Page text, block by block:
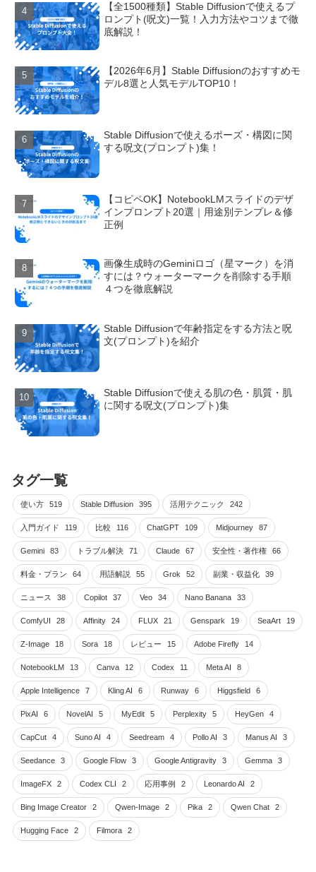
【全1500種類】Stable Diffusionで使えるプ
ロンプト(呪文)一覧！入力方法やコツまで徹
底解説！
【2026年6月】Stable Diffusionのおすすめモ
デル8選と人気モデルTOP10！
Stable Diffusionで使えるポーズ・構図に関
する呪文(プロンプト)集！
【コピペOK】NotebookLMスライドのデザ
インプロンプト20選｜用途別テンプレ＆修
正例
画像生成時のGeminiロゴ（星マーク）を消
すには？ウォーターマークを削除する手順
４つを徹底解説
Stable Diffusionで年齢指定をする方法と呪
文(プロンプト)を紹介
Stable Diffusionで使える肌の色・肌質・肌
に関する呪文(プロンプト)集
タグ一覧
使い方 519 Stable Diffusion 395 活用テクニック 242
入門ガイド 119 比較 116 ChatGPT 109 Midjourney 87
Gemini 83 トラブル解決 71 Claude 67 安全性・著作権 66
料金・プラン 64 用語解説 55 Grok 52 副業・収益化 39
ニュース 38 Copilot 37 Veo 34 Nano Banana 33
ComfyUI 28 Affinity 24 FLUX 21 Genspark 19 SeaArt 19
Z-Image 18 Sora 18 レビュー 15 Adobe Firefly 14
NotebookLM 13 Canva 12 Codex 11 Meta AI 8
Apple Intelligence 7 Kling AI 6 Runway 6 Higgsfield 6
PixAI 6 NovelAI 5 MyEdit 5 Perplexity 5 HeyGen 4
CapCut 4 Suno AI 4 Seedream 4 Pollo AI 3 Manus AI 3
Seedance 3 Google Flow 3 Google Antigravity 3 Gemma 3
ImageFX 2 Codex CLI 2 応用事例 2 Leonardo AI 2
Bing Image Creator 2 Qwen-Image 2 Pika 2 Qwen Chat 2
Hugging Face 2 Filmora 2